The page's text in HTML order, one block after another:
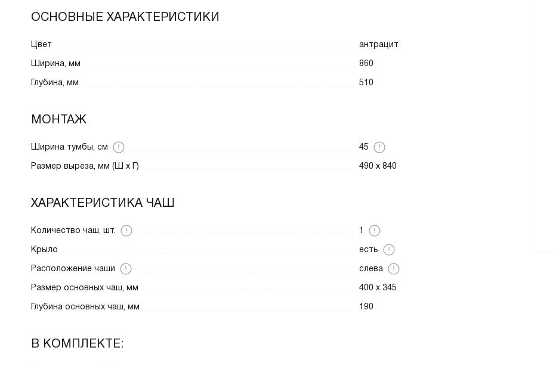
ОСНОВНЫЕ ХАРАКТЕРИСТИКИ
Цвет
антрацит
Ширина, мм
860
Глубина, мм
510
МОНТАЖ
Ширина тумбы, см
45
Размер выреза, мм (Ш x Г)
490 x 840
ХАРАКТЕРИСТИКА ЧАШ
Количество чаш, шт.
1
Крыло
есть
Расположение чаши
слева
Размер основных чаш, мм
400 x 345
Глубина основных чаш, мм
190
В КОМПЛЕКТЕ: